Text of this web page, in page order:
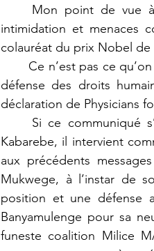
intimidation et menaces
colauréat du prix Nobel de
défense des droits
déclaration de Physicians
Kabarebe, il intervient
aux précédents
Mukwege, à l’instar de
position et une défense
Banyamulenge pour sa
funeste coalition Milice